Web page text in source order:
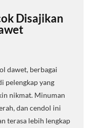
Disajikan
dawet, berbagai
pelengkap yang
nikmat. Minuman
dan cendol ini
terasa lebih lengkap